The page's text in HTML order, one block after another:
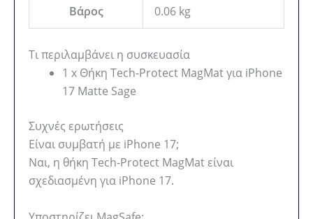
Βάρος 0.06 kg
Τι περιλαμβάνει η συσκευασία
1 x Θήκη Tech-Protect MagMat για iPhone
17 Matte Sage
Συχνές ερωτήσεις
Είναι συμβατή με iPhone 17;
Ναι, η θήκη Tech-Protect MagMat είναι
σχεδιασμένη για iPhone 17.